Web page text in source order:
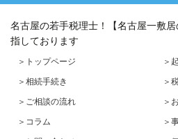
名古屋の若手税理士！【名古屋一敷
指しております
＞トップページ ＞
＞相続手続き ＞
＞ご相談の流れ ＞
＞コラム ＞